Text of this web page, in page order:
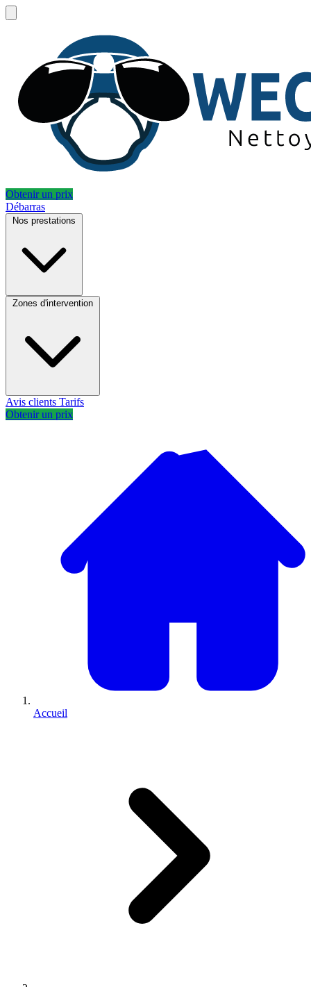
Obtenir un prix
Débarras
Nos prestations
Zones d'intervention
Avis clients Tarifs
Obtenir un prix
Accueil